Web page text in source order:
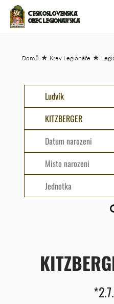
ČESKOSLOVENSKÁ
OBEC LEGIONÁŘSKÁ
Domů ★ Krev Legionáře ★